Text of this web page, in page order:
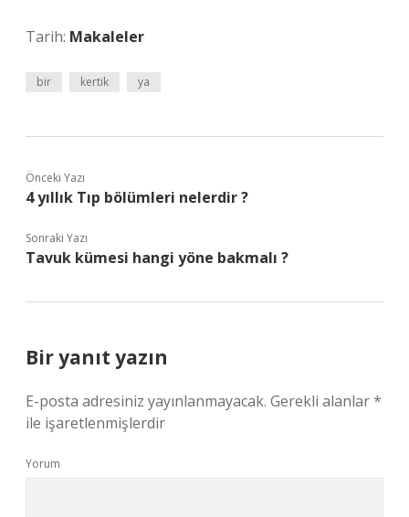
Tarih: Makaleler
bir kertik ya
Önceki Yazı
4 yıllık Tıp bölümleri nelerdir ?
Sonraki Yazı
Tavuk kümesi hangi yöne bakmalı ?
Bir yanıt yazın
E-posta adresiniz yayınlanmayacak. Gerekli alanlar*
ile işaretlenmişlerdir
Yorum